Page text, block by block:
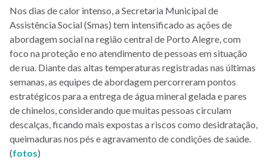
Nos dias de calor intenso, a Secretaria Municipal de
Assistência Social (Smas) tem intensificado as ações de
abordagem social na região central de Porto Alegre, com
foco na proteção e no atendimento de pessoas em situação
de rua. Diante das altas temperaturas registradas nas últimas
semanas, as equipes de abordagem percorreram pontos
estratégicos para a entrega de água mineral gelada e pares
de chinelos, considerando que muitas pessoas circulam
descalças, ficando mais expostas a riscos como desidratação,
queimaduras nos pés e agravamento de condições de saúde.
(fotos)